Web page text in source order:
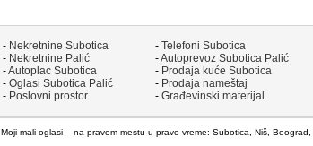
- Nekretnine Subotica
- Nekretnine Palić
-Autoplac Subotica
- Oglasi Subotica Palić
- Poslovni prostor
- Telefoni Subotica
-Autoprevoz Subotica Palić
- Prodaja kuće Subotica
- Prodaja nameštaj
- Građevinski materijal
Moji mali oglasi – na pravom mestu u pravo vreme: Subotica, Niš,